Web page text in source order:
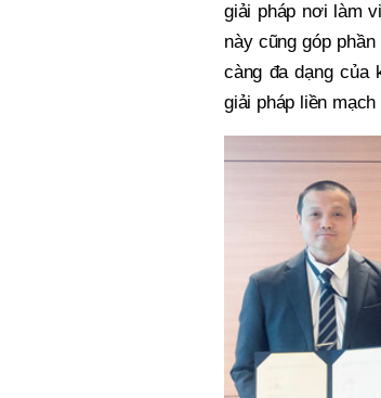
giải pháp nơi làm
này cũng góp
càng đa dạng của
giải pháp liền